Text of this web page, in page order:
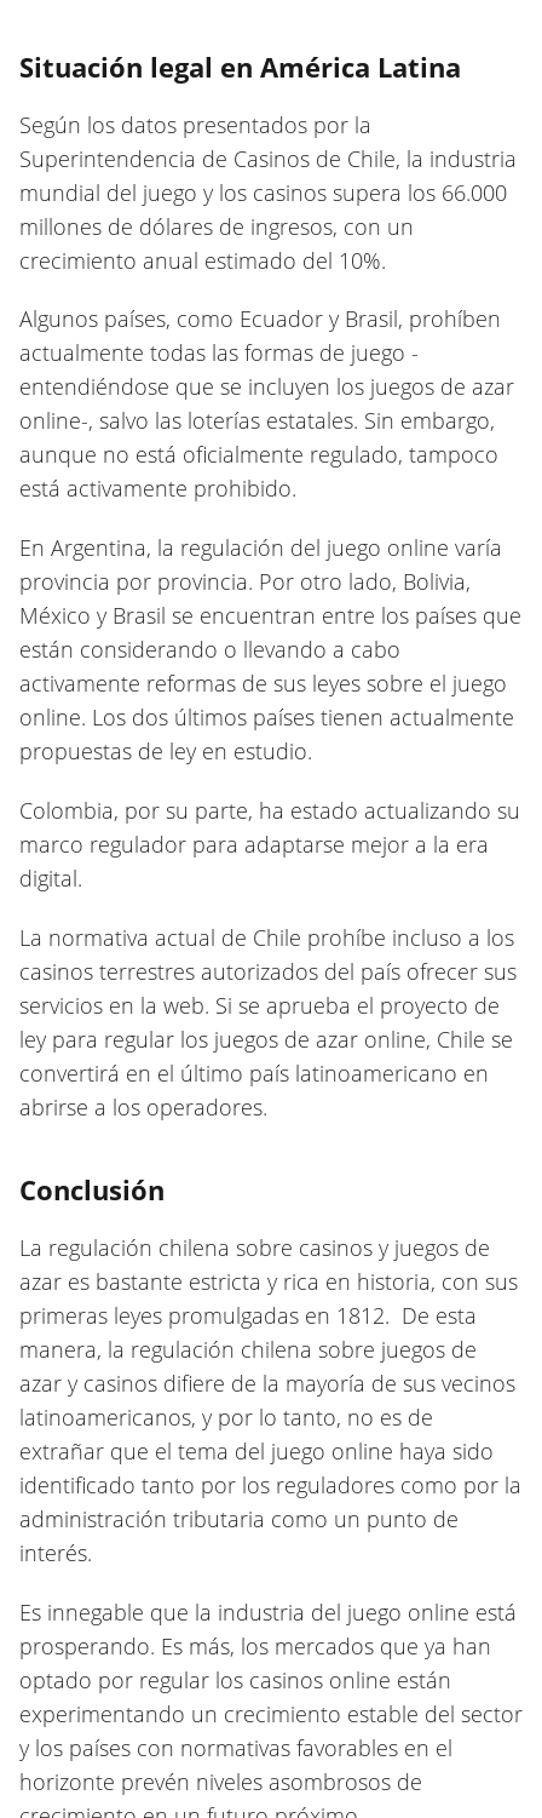
Situación legal en América Latina
Según los datos presentados por la
Superintendencia de Casinos de Chile, la industria
mundial del juego y los casinos supera los 66.000
millones de dólares de ingresos, con un
crecimiento anual estimado del 10%.
Algunos países, como Ecuador y Brasil, prohíben
actualmente todas las formas de juego -
entendiéndose que se incluyen los juegos de azar
online-, salvo las loterías estatales. Sin embargo,
aunque no está oficialmente regulado, tampoco
está activamente prohibido.
En Argentina, la regulación del juego online varía
provincia por provincia. Por otro lado, Bolivia,
México y Brasil se encuentran entre los países que
están considerando o llevando a cabo
activamente reformas de sus leyes sobre el juego
online. Los dos últimos países tienen actualmente
propuestas de ley en estudio.
Colombia, por su parte, ha estado actualizando su
marco regulador para adaptarse mejor a la era
digital.
La normativa actual de Chile prohíbe incluso a los
casinos terrestres autorizados del país ofrecer sus
servicios en la web. Si se aprueba el proyecto de
ley para regular los juegos de azar online, Chile se
convertirá en el último país latinoamericano en
abrirse a los operadores.
Conclusión
La regulación chilena sobre casinos y juegos de
azar es bastante estricta y rica en historia, con sus
primeras leyes promulgadas en 1812. De esta
manera, la regulación chilena sobre juegos de
azar y casinos difiere de la mayoría de sus vecinos
latinoamericanos, y por lo tanto, no es de
extrañar que el tema del juego online haya sido
identificado tanto por los reguladores como por la
administración tributaria como un punto de
interés.
Es innegable que la industria del juego online está
prosperando. Es más, los mercados que ya han
optado por regular los casinos online están
experimentando un crecimiento estable del sector
y los países con normativas favorables en el
horizonte prevén niveles asombrosos de